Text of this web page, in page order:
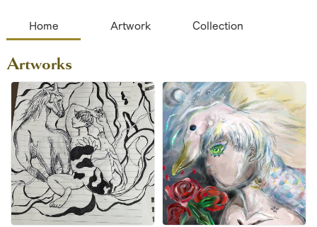
Home Artwork Collection
Artworks